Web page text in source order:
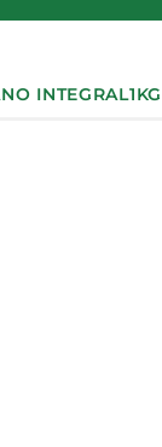
INTEGRAL1KG